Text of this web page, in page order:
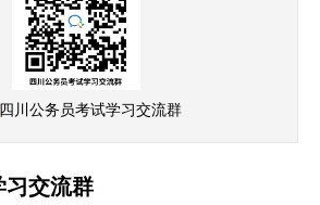
四川公务员考试学习交流群
习交流群